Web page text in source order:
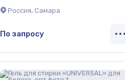
Россия, Самара
По запросу